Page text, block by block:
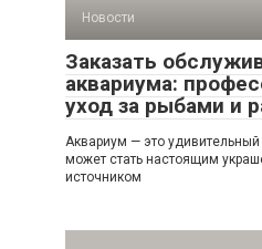
Новости
Заказать
аквариума:
уход за рыбами и
Аквариум — это
может стать настоящим
источником